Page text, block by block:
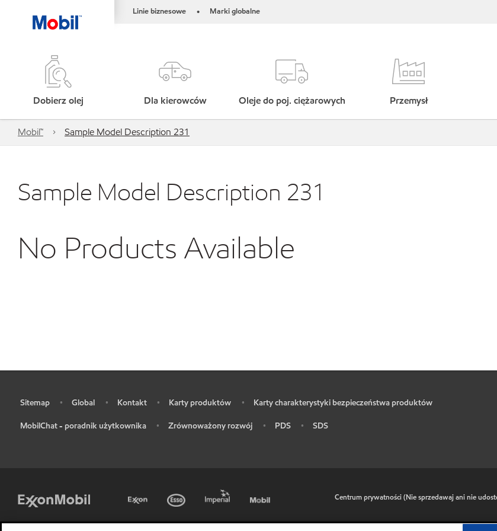
Linie biznesowe • Marki globalne
Dobierz olej Dla kierowców Oleje do poj. ciężarowych Przemysł
Mobil™ Sample Model Description 231
Sample Model Description 231
No Products Available
Sitemap • Global • Kontakt • Karty produktów • Karty charakterystyki bezpieczeństwa produktów
MobilChat - poradnik użytkownika • Zrównoważony rozwój • PDS • SDS
Centrum prywatności (Nie sprzedawaj ani nie